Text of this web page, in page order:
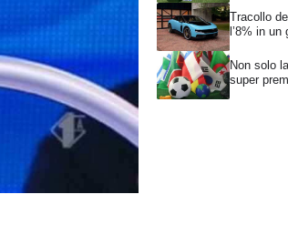
Tracollo
l’8% in un
Non solo
super